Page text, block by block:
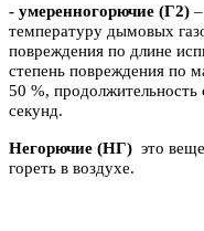
- умеренногорючие (Г2)
температуру дымовых
повреждения по длине
степень повреждения по
50 %, продолжительность
секунд.
Негорючие (НГ) это
гореть в воздухе.